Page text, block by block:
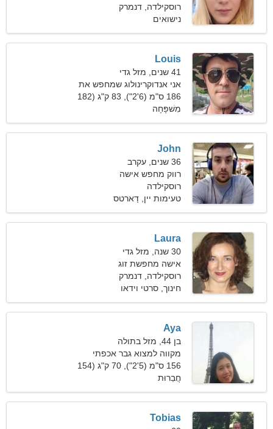
רוסקילדה, דנמרק
נישואים
Louis
41 שנים, מזל גדי
אני אנדוקרינולוג שמחפש את
האישה המושלמת
186 ס"מ (6'2"), 83 ק"ג (182
פאונד)
מִשׁפָּחָה
John
36 שנים, עקרב
רווק מחפש אישה
רוסקילדה
טעימות יין, דַארטס
Laura
30 שנה, מזל גדי
אישה מחפשת זוג
רוסקילדה, דנמרק
חינוך, סרטי וידאו
Aya
בן 44, מזל בתולה
מקווה למצוא גבר אכפתי
156 ס"מ (5'2"), 70 ק"ג (154
פאונד)
חֲבֵרוּת
Tobias